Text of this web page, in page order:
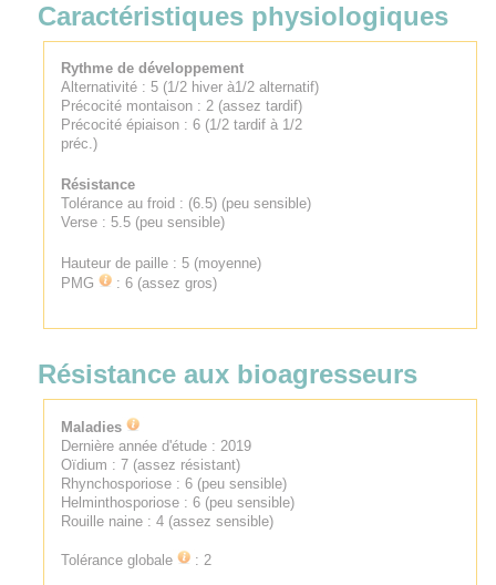
Caractéristiques physiologiques
Rythme de développement
Alternativité : 5 (1/2 hiver à1/2 alternatif)
Précocité montaison : 2 (assez tardif)
Précocité épiaison : 6 (1/2 tardif à 1/2
préc.)
Résistance
Tolérance au froid : (6.5) (peu sensible)
Verse : 5.5 (peu sensible)
Hauteur de paille : 5 (moyenne)
PMG
: 6 (assez gros)
Résistance aux bioagresseurs
Maladies
Dernière année d'étude : 2019
Oïdium : 7 (assez résistant)
Rhynchosporiose : 6 (peu sensible)
Helminthosporiose : 6 (peu sensible)
Rouille naine : 4 (assez sensible)
Tolérance globale : 2